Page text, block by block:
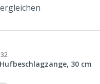
30 cm